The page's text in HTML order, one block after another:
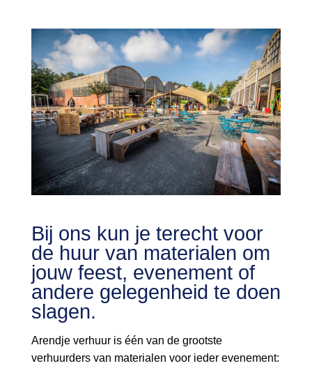
Bij ons kun je terecht voor
de huur van materialen om
jouw feest, evenement of
andere gelegenheid te doen
slagen.
Arendje verhuur is één van de grootste
verhuurders van materialen voor ieder evenement: